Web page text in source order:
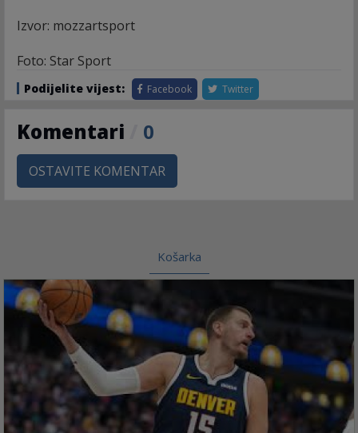
Izvor: mozzartsport
Foto: Star Sport
Podijelite vijest: Facebook Twitter
Komentari 0
OSTAVITE KOMENTAR
Košarka